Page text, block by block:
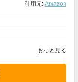
引用元: Amazon
もっと見る